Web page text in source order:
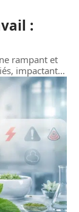
:
rampant et
impactant…